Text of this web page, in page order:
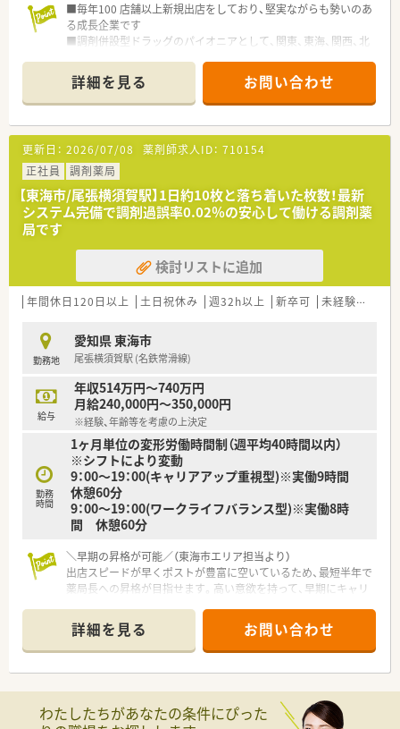
■毎年100 店舗以上新規出店をしており、堅実ながらも勢いのあ
る成長企業です
■調剤併設型ドラッグのパイオニアとして、関東、東海、関西、北
■研修制度は様々なプランがあり、集合研修だけでなく任意で受
講可能な研修も幅広く用意されています
■店舗で活躍する従業員、社外で活躍する従業員、将来経営幹部
となる従業員など、薬剤師として様々な活躍ができるフィールド
を用意されています
■総合薬剤師・調剤薬剤師（土日休み・19時までの勤務）どちらか
の働き方を選択できます
■調剤併設型だけでなく「医療モール・クリニック併設店舗」「敷
地内薬局」「訪問調剤特化型店舗」など様々な店舗を運営してい
ます
50店舗以上、無菌調剤室は業界最多の51店舗設置しています
■「プラチナくるみん認定企業」「健康経営優良法人2023（大規模
法人部門）認定」等を取得し一人ひとりが働きやすい環境が整備
されています
があるのも特徴です
詳細を見る お問い合わせ
更新日： 2026/07/08 薬剤師求人ID： 710154
正社員
調剤薬局
【東海市/尾張横須賀駅】1日約10枚と落ち着いた枚数！最新
システム完備で調剤過誤率0.02％の安心して働ける調剤薬
局です
検討リストに追加
年間休日120日以上 土日祝休み 週32h以上 新卒可 未経験可
勤務地
愛知県 東海市
尾張横須賀駅 (名鉄常滑線)
給与
年収514万円～740万円
月給240,000円～350,000円
※経験、年齢等を考慮の上決定
勤務
時間
1ヶ月単位の変形労働時間制（週平均40時間以内）
※シフトにより変動
9：00～19：00(キャリアアップ重視型)※実働9時間
休憩60分
9：00～19：00(ワークライフバランス型)※実働8時
間 休憩60分
＼早期の昇格が可能／（東海市エリア担当より）
出店スピードが早くポストが豊富に空いているため、最短半年で
薬局長への昇格が目指せます。高い意欲を持って、早期にキャリ
【店舗情報と応需状況について】
■最寄り駅の尾張横須賀駅から徒歩9分ほどの場所に位置してお
り、電車だけでなく車での通勤にも非常に便利な調剤薬局です。
応需しており、比較的落ち着いて業務に取り組めます。
■開局時間は平日の9時から18時までとなっており、夜遅い勤務
詳細を見る お問い合わせ
わたしたちがあなたの条件にぴった